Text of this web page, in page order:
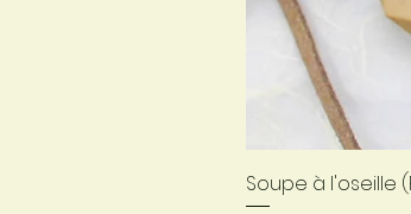
Soupe à l'oseille